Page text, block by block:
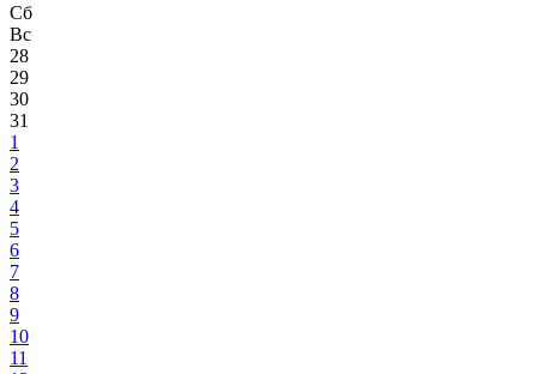
Сб
Вс
28
29
30
31
1
2
3
4
5
6
7
8
9
10
11